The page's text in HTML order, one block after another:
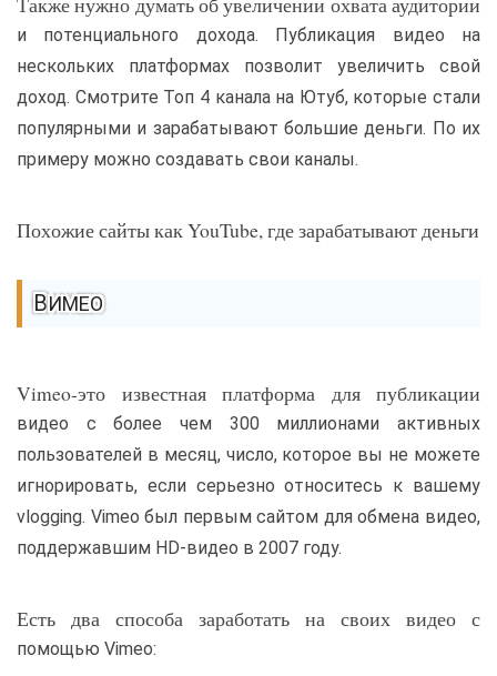
и потенциального дохода. Публикация видео на
нескольких платформах позволит увеличить свой
доход. Смотрите Топ 4 канала на Ютуб, которые стали
популярными и зарабатывают большие деньги. По их
примеру можно создавать свои каналы.
Похожие сайты как YouTube, где зарабатывают деньги
ВИМЕО
Vimeo-это известная платформа для публикации
видео с более чем 300 миллионами активных
пользователей в месяц, число, которое вы не можете
игнорировать, если серьезно относитесь к вашему
vlogging. Vimeo был первым сайтом для обмена видео,
поддержавшим HD-видео в 2007 году.
Есть два способа заработать на своих видео с
помощью Vimeo: